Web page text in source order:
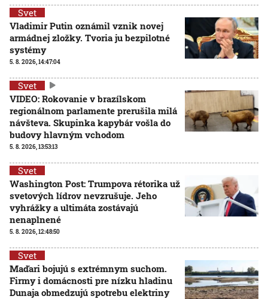
Svet
Vladimir Putin oznámil vznik novej
armádnej zložky. Tvoria ju bezpilotné
systémy
5. 8. 2026, 14:47:04
Svet
VIDEO: Rokovanie v brazílskom
regionálnom parlamente prerušila milá
návšteva. Skupinka kapybár vošla do
budovy hlavným vchodom
5. 8. 2026, 13:53:13
Svet
Washington Post: Trumpova rétorika už
svetových lídrov nevzrušuje. Jeho
vyhrážky a ultimáta zostávajú
nenaplnené
5. 8. 2026, 12:48:50
Svet
Maďari bojujú s extrémnym suchom.
Firmy i domácnosti pre nízku hladinu
Dunaja obmedzujú spotrebu elektriny